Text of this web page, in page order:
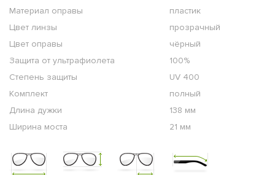
Материал оправы
пластик
Цвет линзы
прозрачный
Цвет оправы
чёрный
Защита от ультрафиолета
100%
Степень защиты
UV 400
Комплект
полный
Длина дужки
138 мм
Ширина моста
21 мм